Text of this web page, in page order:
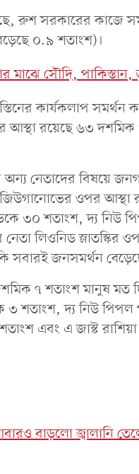
রুশ সরকারের কাজে
০.৯ শতাংশ)।
মাঝে সৌদি, পাকিস্তান,
কার্যকলাপ
রয়েছে ৬৩ দশমিক
অন্য নেতাদের বিষয়ে
ওপর আস্থা
৩০ শতাংশ, দ্য নিউ
লিওনিড স্লাতস্কির
সবারই জনসমর্থন
৭ শতাংশ মানুষ মত
দ্য নিউ পিপল
এবং এ জাস্ট
বাড়লো জ্বালানি